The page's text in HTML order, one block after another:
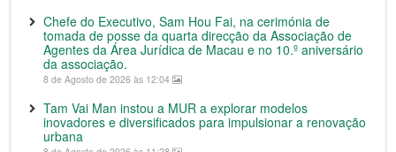
Chefe do Executivo, Sam Hou Fai, na cerimónia de
tomada de posse da quarta direcção da Associação de
Agentes da Área Jurídica de Macau e no 10.º aniversário
da associação.
8 de Agosto de 2026 às 12:04
Tam Vai Man instou a MUR a explorar modelos
inovadores e diversificados para impulsionar a renovação
urbana